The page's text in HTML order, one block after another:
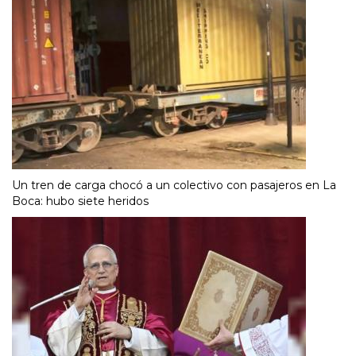
Un tren de carga chocó a un colectivo con pasajeros en La
Boca: hubo siete heridos